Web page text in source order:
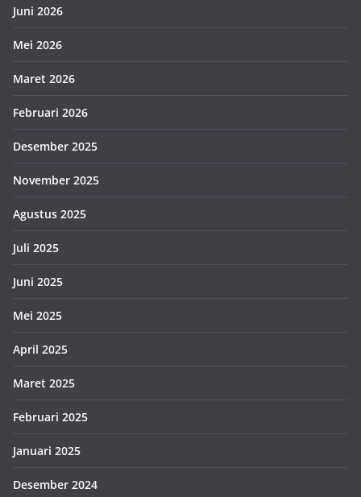
Juni 2026
Mei 2026
Maret 2026
Februari 2026
Desember 2025
November 2025
Agustus 2025
Juli 2025
Juni 2025
Mei 2025
April 2025
Maret 2025
Februari 2025
Januari 2025
Desember 2024